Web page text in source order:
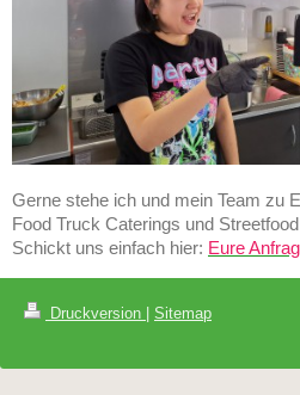
Gerne stehe ich und mein Team zu
Food Truck Caterings und
Schickt uns einfach hier: Eure
Druckversion | Sitemap